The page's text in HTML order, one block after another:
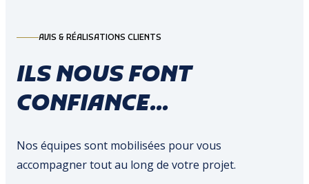
AVIS & RÉALISATIONS CLIENTS
ILS NOUS FONT
CONFIANCE...
Nos équipes sont mobilisées pour vous
accompagner tout au long de votre projet.